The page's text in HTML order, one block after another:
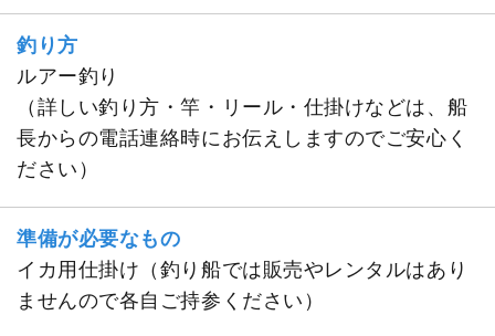
釣り方
ルアー釣り
（詳しい釣り方・竿・リール・仕掛けなどは、船
長からの電話連絡時にお伝えしますのでご安心く
ださい）
準備が必要なもの
イカ用仕掛け（釣り船では販売やレンタルはあり
ませんので各自ご持参ください）